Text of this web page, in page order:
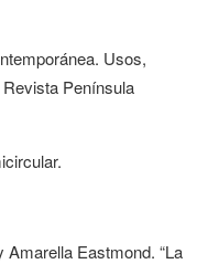
Usos,
Península
Eastmond. “La